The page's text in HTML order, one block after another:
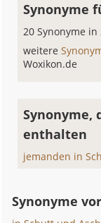
Synonyme
20 Synonyme
weitere
Woxikon.de
Synonyme,
enthalten
jemanden in
Synonyme